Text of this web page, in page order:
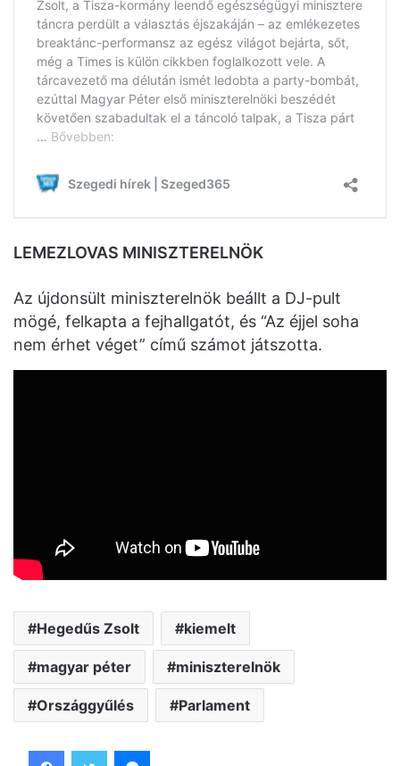
LEMEZLOVAS MINISZTERELNÖK
Az újdonsült miniszterelnök beállt a DJ-pult
mögé, felkapta a fejhallgatót, és “Az éjjel soha
nem érhet véget” című számot játszotta.
Hegedűs Zsolt kiemelt
magyar péter miniszterelnök
Országgyűlés Parlament